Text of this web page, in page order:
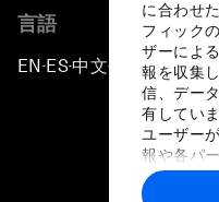
に合わせ
フィック
ザーによ
報を収集
信、デー
有してい
ユーザー
報や各パ
に収集さ
トナーに
言語
EN ▪ ES▪中文▪ 日本語